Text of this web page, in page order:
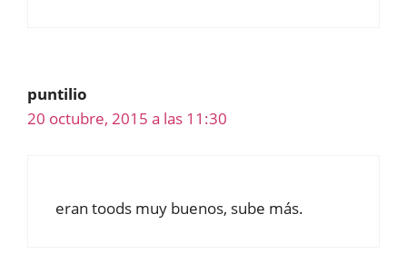
puntilio
20 octubre, 2015 a las 11:30
eran toods muy buenos, sube más.